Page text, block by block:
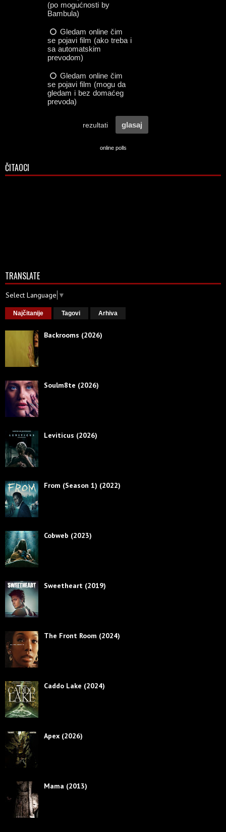
online polls
ČITAOCI
TRANSLATE
Select Language ▼
Najčitanije Tagovi Arhiva
Backrooms (2026)
Soulm8te (2026)
Leviticus (2026)
From (Season 1) (2022)
Cobweb (2023)
Sweetheart (2019)
The Front Room (2024)
Caddo Lake (2024)
Apex (2026)
Mama (2013)